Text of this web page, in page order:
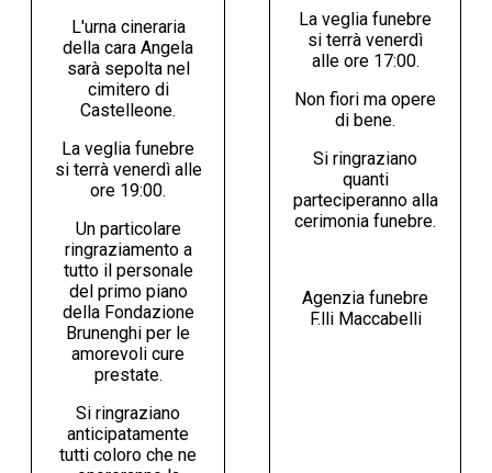
L'urna cineraria
della cara Angela
sarà sepolta nel
cimitero di
Castelleone.
La veglia funebre
si terrà venerdì alle
ore 19:00.
Un particolare
ringraziamento a
tutto il personale
del primo piano
della Fondazione
Brunenghi per le
amorevoli cure
prestate.
Si ringraziano
anticipatamente
tutti coloro che ne
La veglia funebre
si terrà venerdì
alle ore 17:00.
Non fiori ma opere
di bene.
Si ringraziano
quanti
parteciperanno alla
cerimonia funebre.
Agenzia funebre
F.lli Maccabelli